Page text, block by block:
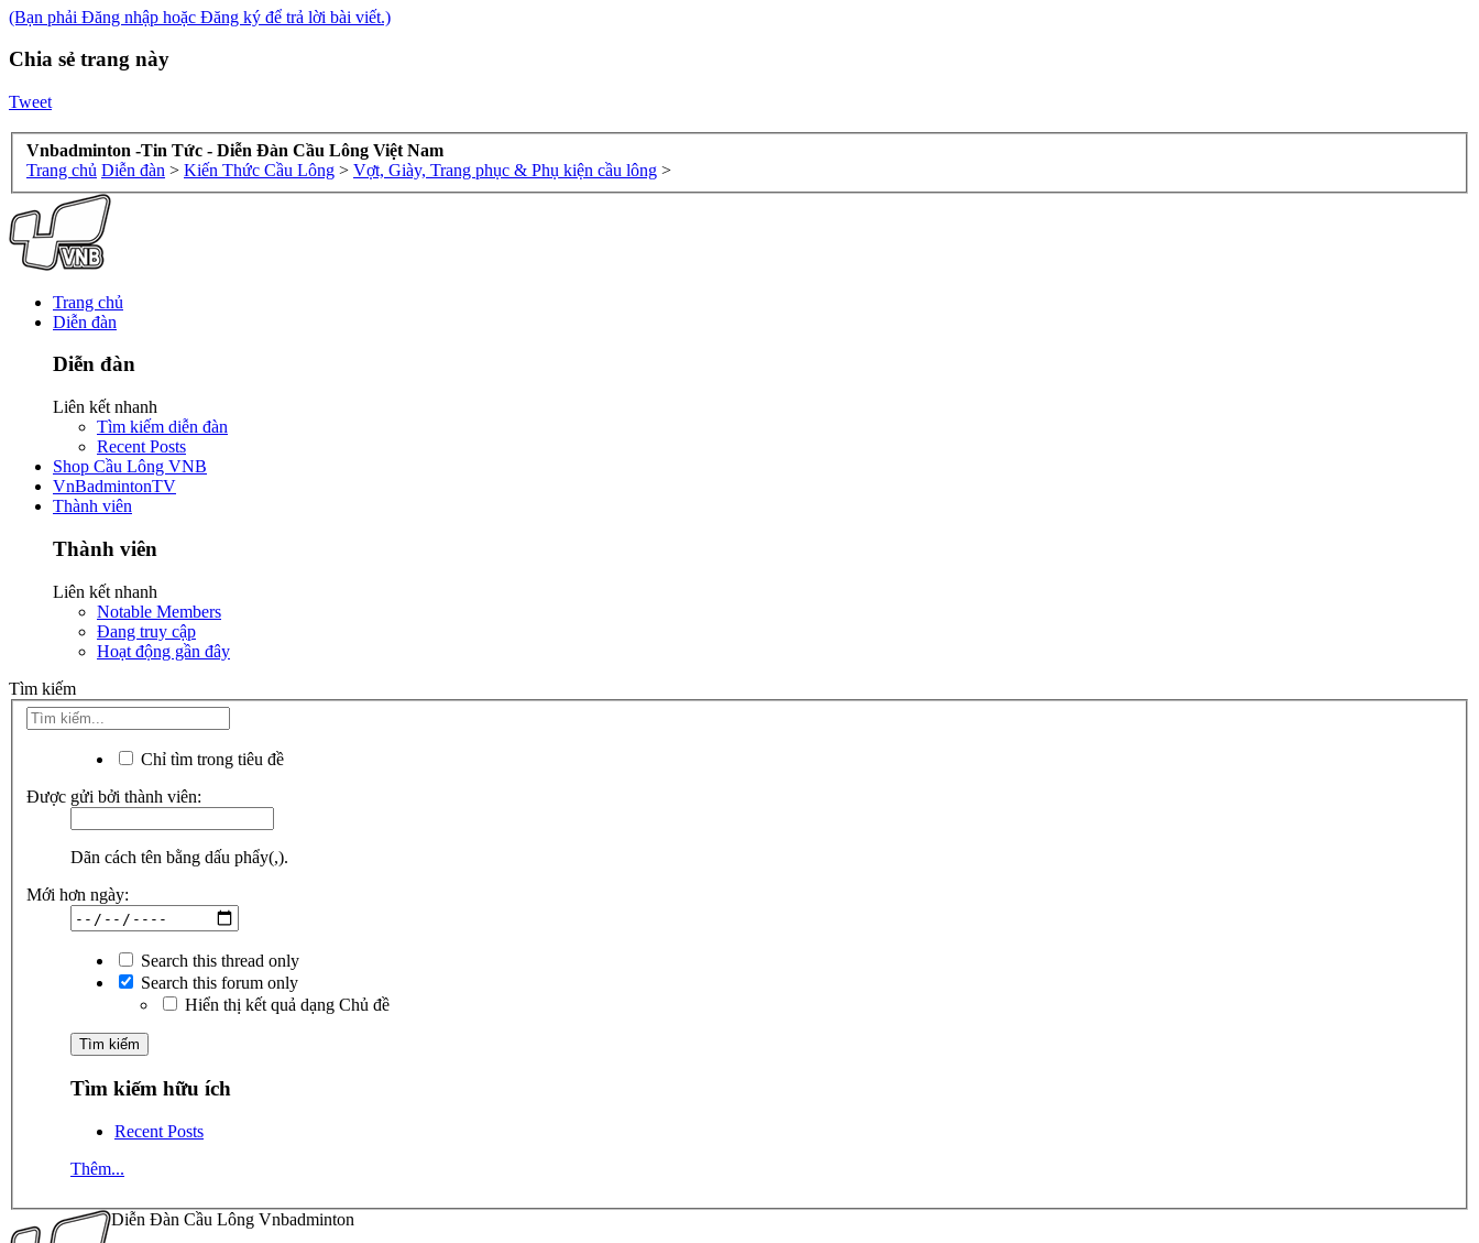
(Bạn phải Đăng nhập hoặc Đăng ký để trả lời bài viết.)
Chia sẻ trang này
Tweet
Vnbadminton -Tin Tức - Diễn Đàn Cầu Lông Việt Nam
Trang chủ Diễn đàn > Kiến Thức Cầu Lông > Vợt, Giày, Trang phục & Phụ kiện cầu lông >
Trang chủ
Diễn đàn
Diễn đàn
Liên kết nhanh
Tìm kiếm diễn đàn
Recent Posts
Shop Cầu Lông VNB
VnBadmintonTV
Thành viên
Thành viên
Liên kết nhanh
Notable Members
Đang truy cập
Hoạt động gần đây
Tìm kiếm
Chỉ tìm trong tiêu đề
Được gửi bởi thành viên:
Dãn cách tên bằng dấu phẩy(,).
Mới hơn ngày:
Search this thread only
Search this forum only
Hiển thị kết quả dạng Chủ đề
Tìm kiếm hữu ích
Recent Posts
Thêm...
Diễn Đàn Cầu Lông Vnbadminton